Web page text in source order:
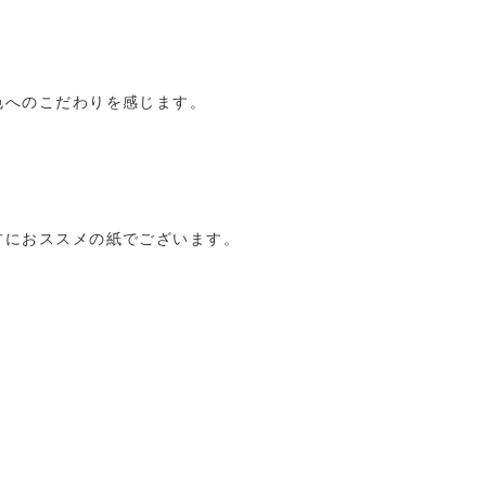
のこだわりを感じます。
おススメの紙でございます。